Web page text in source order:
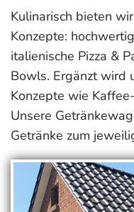
Kulinarisch bieten
Konzepte:
italienische Pizza &
Bowls. Ergänzt wird
Konzepte wie
Unsere
Getränke zum